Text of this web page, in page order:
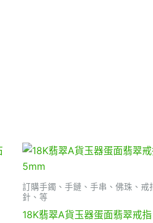
訂購手鐲、手鏈、手串、佛珠、戒
針、等
18K翡翠A貨玉器蛋面翡翠戒